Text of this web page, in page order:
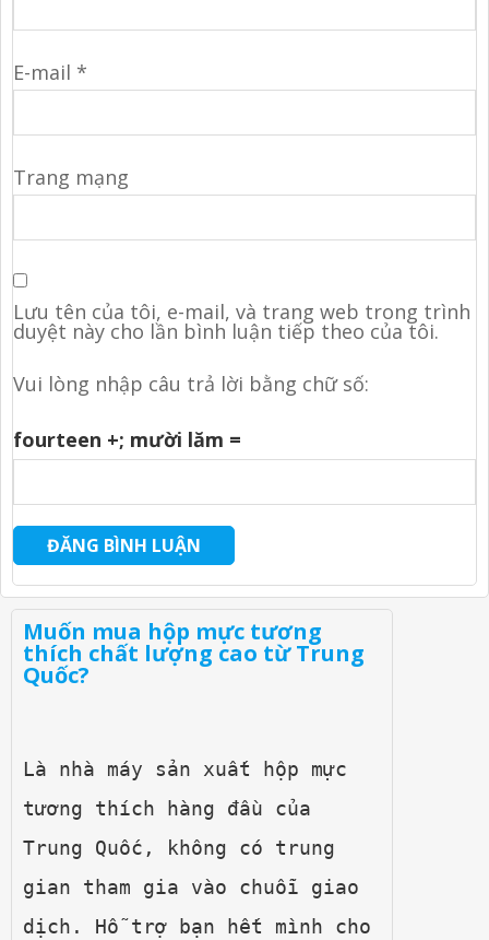
E-mail *
Trang mạng
Lưu tên của tôi, e-mail, và trang web trong trình
duyệt này cho lần bình luận tiếp theo của tôi.
Vui lòng nhập câu trả lời bằng chữ số:
fourteen +; mười lăm =
Muốn mua hộp mực tương
thích chất lượng cao từ Trung
Quốc?
Là nhà máy sản xuất hộp mực
tương thích hàng đầu của
Trung Quốc, không có trung
gian tham gia vào chuỗi giao
dịch. Hỗ trợ bạn hết mình cho